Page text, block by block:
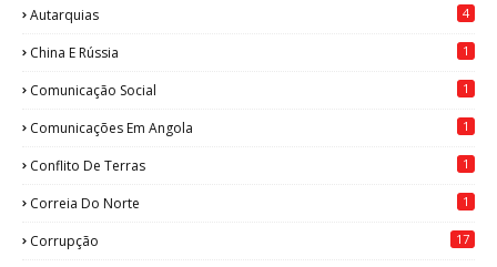
Autarquias 4
China E Rússia 1
Comunicação Social 1
Comunicações Em Angola 1
Conflito De Terras 1
Correia Do Norte 1
Corrupção 17